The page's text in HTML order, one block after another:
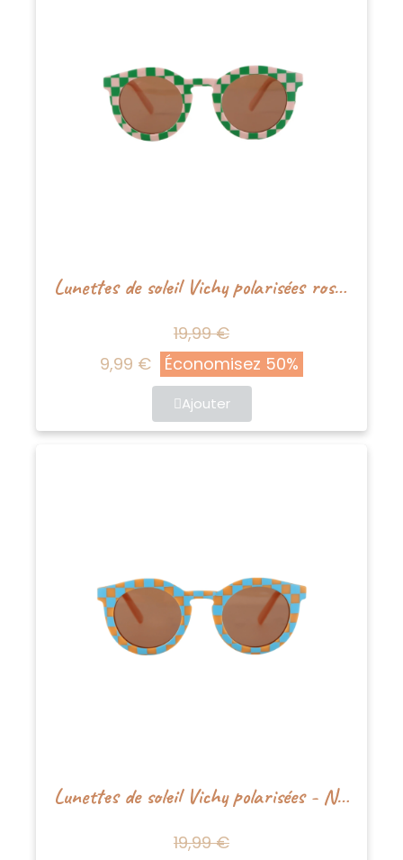
Lunettes de soleil Vichy polarisées rose - Nenina&Co
19,99 €
9,99 €
Économisez 50%
Ajouter
Lunettes de soleil Vichy polarisées - Nenina&Co
19,99 €